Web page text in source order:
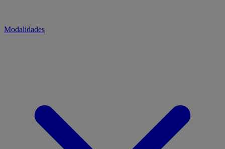
Modalidades